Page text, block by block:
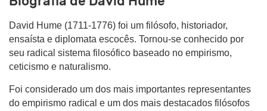
David Hume (1711-1776) foi um filósofo, historiador,
ensaísta e diplomata escocês. Tornou-se conhecido por
seu radical sistema filosófico baseado no empirismo,
ceticismo e naturalismo.
Foi considerado um dos mais importantes representantes
do empirismo radical e um dos mais destacados filósofos